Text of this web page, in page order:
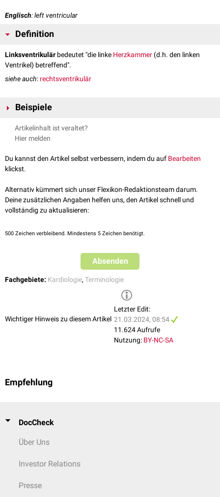
Englisch: left ventricular
Definition
Linksventrikulär bedeutet "die linke Herzkammer (d.h. den linken
Ventrikel) betreffend".
siehe auch: rechtsventrikulär
Beispiele
Linksventrikuläre Ejektionsfraktion
Linksventrikuläre Dysfunktion
Artikelinhalt ist veraltet?
Hier melden
Du kannst den Artikel selbst verbessern, indem du auf Bearbeiten
klickst.
Alternativ kümmert sich unser Flexikon-Redaktionsteam darum.
Deine zusätzlichen Angaben helfen uns, den Artikel schnell und
vollständig zu aktualisieren:
500 Zeichen verbleibend. Mindestens 5 Zeichen benötigt.
Absenden
Fachgebiete: Kardiologie, Terminologie
Wichtiger Hinweis zu diesem Artikel
Letzter Edit:
21.03.2024, 08:54
11.624 Aufrufe
Nutzung: BY-NC-SA
Empfehlung
DocCheck
Über Uns
Investor Relations
Presse